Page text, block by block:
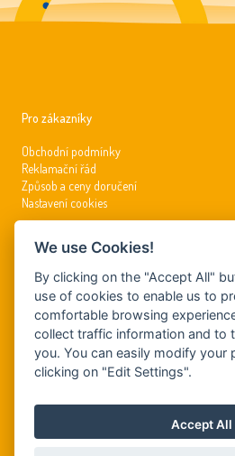
Pro zákazníky
Obchodní podmínky
Reklamační řád
Způsob a ceny doručení
Nastavení cookies
Kontakty
info@dynamickysvet.cz
Tel.: +420 381 210 197
GSM: +420 799 509 726
DYNAMIS, s.r.o.
We use Cookies!
By clicking on the "Accept All"
use of cookies to enable us to
comfortable browsing
collect traffic information and to
you. You can easily modify your
clicking on "Edit Settings".
Accept All